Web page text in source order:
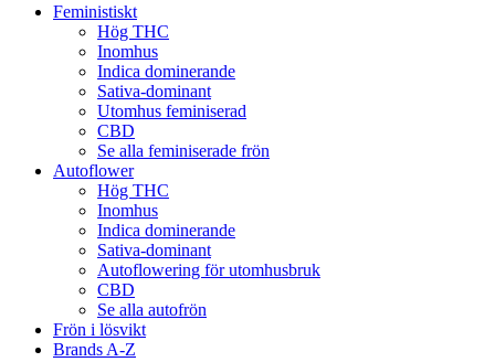
Feministiskt
Hög THC
Inomhus
Indica dominerande
Sativa-dominant
Utomhus feminiserad
CBD
Se alla feminiserade frön
Autoflower
Hög THC
Inomhus
Indica dominerande
Sativa-dominant
Autoflowering för utomhusbruk
CBD
Se alla autofrön
Frön i lösvikt
Brands A-Z